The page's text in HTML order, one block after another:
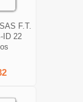
F.T.
ID 22